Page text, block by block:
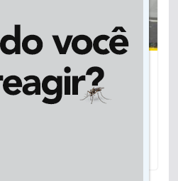
de MS busca
da BR-163 e